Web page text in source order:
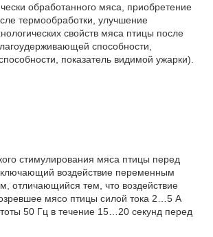
обработанного мяса, приобретение
термообработки, улучшение
свойств мяса птицы после
способности,
показатель видимой ужарки).
стимулирования мяса птицы перед
воздействие переменным
отличающийся тем, что воздействие
мясо птицы силой тока 2…5 А
50 Гц в течение 15…20 секунд перед